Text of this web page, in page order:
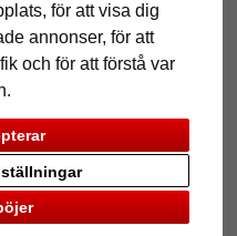
för att visa dig
annonser, för att
och för att förstå var